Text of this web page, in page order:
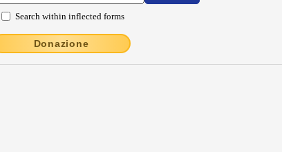
Search within inflected forms
Donazione